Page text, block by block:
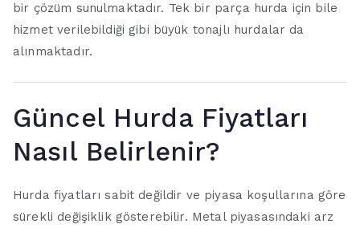
bir çözüm sunulmaktadır. Tek bir parça hurda için bile
hizmet verilebildiği gibi büyük tonajlı hurdalar da
alınmaktadır.
Güncel Hurda Fiyatları
Nasıl Belirlenir?
Hurda fiyatları sabit değildir ve piyasa koşullarına göre
sürekli değişiklik gösterebilir. Metal piyasasındaki arz